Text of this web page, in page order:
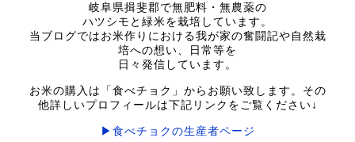
岐阜県揖斐郡で無肥料・無農薬の
ハツシモと緑米を栽培しています。
当ブログではお米作りにおける我が家の奮闘記や自然栽
培への想い、日常等を
日々発信しています。
お米の購入は「食べチョク」からお願い致します。その
他詳しいプロフィールは下記リンクをご覧ください↓
▶食べチョクの生産者ページ